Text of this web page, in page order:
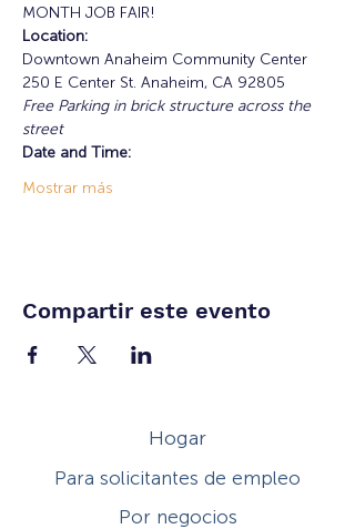
MONTH JOB FAIR!
Location:
Downtown Anaheim Community Center
250 E Center St. Anaheim, CA 92805
Free Parking in brick structure across the
street
Date and Time:
Mostrar más
Compartir este evento
Hogar
Para solicitantes de empleo
Por negocios